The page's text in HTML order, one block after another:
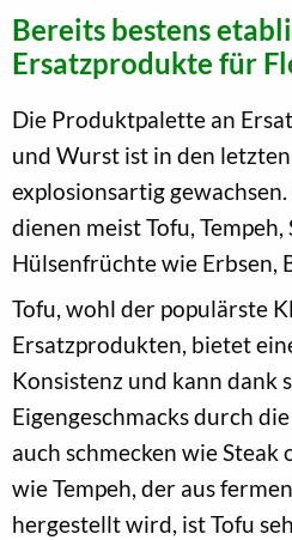
Bereits bestens
Ersatzprodukte für
Die Produktpalette an
und Wurst ist in den
explosionsartig
dienen meist Tofu,
Hülsenfrüchte wie Erbsen,
Tofu, wohl der populärste
Ersatzprodukten, bietet
Konsistenz und kann dank
Eigengeschmacks durch
auch schmecken wie
wie Tempeh, der aus
hergestellt wird, ist Tofu